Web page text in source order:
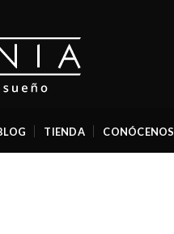
TIENDA CONÓCENOS